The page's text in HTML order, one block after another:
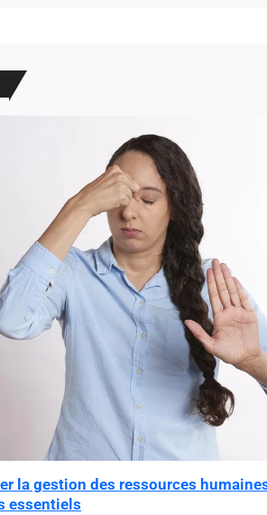
la gestion des ressources
essentiels